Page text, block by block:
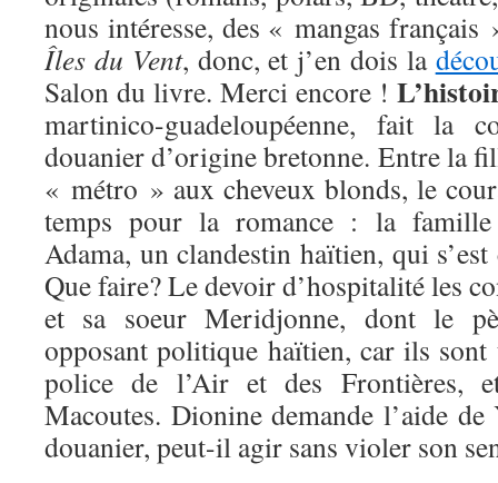
nous intéresse, des « mangas français
Îles du Vent, donc, et j’en dois la
Salon du livre. Merci encore !
martinico-guadeloupéenne, fait la
douanier d’origine bretonne. Entre la
« métro » aux cheveux blonds, le
temps pour la romance : la
Adama, un clandestin haïtien, qui
Que faire? Le devoir d’hospitalité les
et sa soeur Meridjonne, dont le
opposant politique haïtien, car ils
police de l’Air et des Frontières,
Macoutes. Dionine demande l’aide
douanier, peut-il agir sans violer son